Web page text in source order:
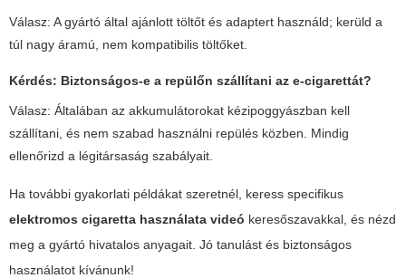
Válasz: A gyártó által ajánlott töltőt és adaptert használd; kerüld a
túl nagy áramú, nem kompatibilis töltőket.
Kérdés: Biztonságos-e a repülőn szállítani az e-cigarettát?
Válasz: Általában az akkumulátorokat kézipoggyászban kell
szállítani, és nem szabad használni repülés közben. Mindig
ellenőrizd a légitársaság szabályait.
Ha további gyakorlati példákat szeretnél, keress specifikus
elektromos cigaretta használata videó keresőszavakkal, és nézd
meg a gyártó hivatalos anyagait. Jó tanulást és biztonságos
használatot kívánunk!